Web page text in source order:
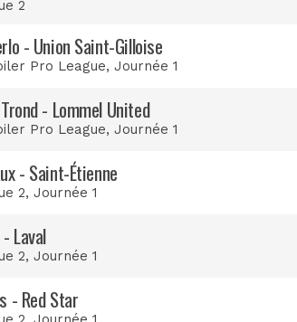
2
- Union Saint-Gilloise
Pro League, Journée 1
- Lommel United
Pro League, Journée 1
- Saint-Étienne
2, Journée 1
Laval
2, Journée 1
- Red Star